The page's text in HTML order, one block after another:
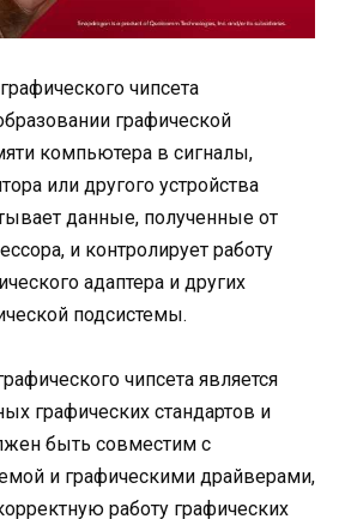
чипсета
графической
компьютера в сигналы,
или другого устройства
данные, полученные от
и контролирует работу
адаптера и других
подсистемы.
чипсета является
графических стандартов и
быть совместим с
и графическими драйверами,
работу графических